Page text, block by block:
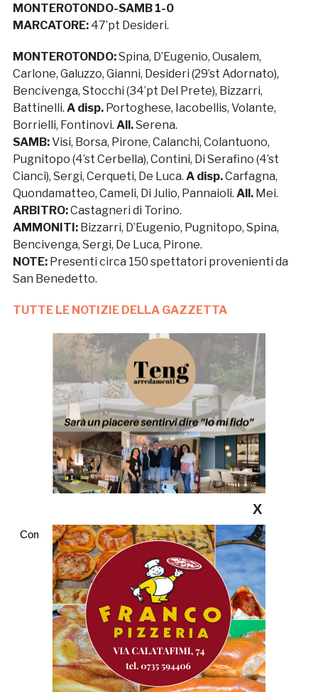
MONTEROTONDO-SAMB 1-0
MARCATORE:47’pt Desideri.
MONTEROTONDO:Spina, D’Eugenio, Ousalem,
Carlone, Galuzzo, Gianni, Desideri (29’st Adornato),
Bencivenga, Stocchi (34’pt Del Prete), Bizzarri,
Battinelli. A disp.Portoghese, Iacobellis, Volante,
Borrielli, Fontinovi. All.Serena.
SAMB:Visi, Borsa, Pirone, Calanchi, Colantuono,
Pugnitopo (4’st Cerbella), Contini, Di Serafino (4’st
Cianci), Sergi, Cerqueti, De Luca. A disp.Carfagna,
Quondamatteo, Cameli, Di Julio, Pannaioli. All.Mei.
ARBITRO:Castagneri di Torino.
AMMONITI:Bizzarri, D’Eugenio, Pugnitopo, Spina,
Bencivenga, Sergi, De Luca, Pirone.
NOTE:Presenti circa 150 spettatori provenienti da
San Benedetto.
TUTTE LE NOTIZIE DELLA GAZZETTA
Commenti
X